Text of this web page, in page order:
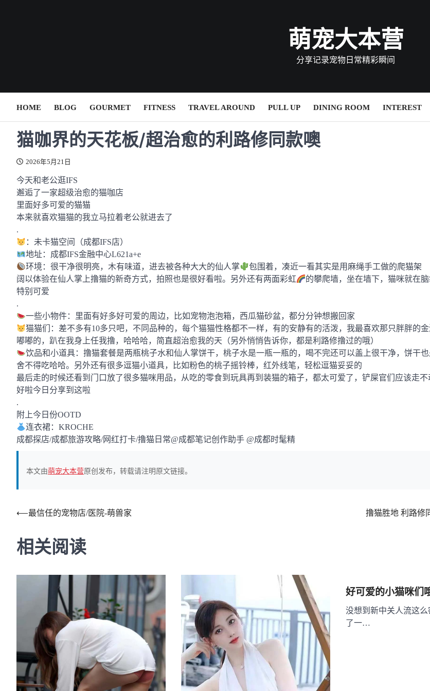
萌宠大本营
分享记录宠物日常精彩瞬间
HOME BLOG GOURMET FITNESS TRAVEL AROUND PULL UP DINING ROOM INTEREST
猫咖界的天花板/超治愈的利路修同款噢
2026年5月21日
今天和老公逛IFS
邂逅了一家超级治愈的猫咖店
里面好多可爱的猫猫
本来就喜欢猫猫的我立马拉着老公就进去了
.
：未卡猫空间（成都IFS店）
地址：成都IFS金融中心L621a+e
环境：很干净很明亮，木有味道，进去被各种大大的仙人掌
包围着，凑近一看其实是用麻绳手工做的爬猫架
阔以体验在仙人掌上撸猫的新奇方式，拍照也是很好看啦。另外还有两面彩虹
的攀爬墙，坐在墙下，猫咪就在脑
特别可爱
.
一些小物件：里面有好多好可爱的周边，比如宠物泡泡箱，西瓜猫砂盆，都分分钟想搬回家
猫猫们：差不多有10多只吧，不同品种的，每个猫猫性格都不一样，有的安静有的活泼，我最喜欢那只胖胖的
嘟嘟的，趴在我身上任我撸，哈哈哈，简直超治愈我的天（另外悄悄告诉你，都是利路修撸过的哦）
饮品和小道具：撸猫套餐是两瓶桃子水和仙人掌饼干，桃子水是一瓶一瓶的，喝不完还可以盖上很干净，饼干
舍不得吃哈哈。另外还有很多逗猫小道具，比如粉色的桃子摇铃棒，红外线笔，轻松逗猫妥妥的
最后走的时候还看到门口放了很多猫咪用品，从吃的零食到玩具再到装猫的箱子，都太可爱了，铲屎官们应该走
好啦今日分享到这啦
.
附上今日份OOTD
连衣裙：KROCHE
成都探店/成都旅游攻略/网红打卡/撸猫日常@成都笔记创作助手 @成都时髦精
本文由萌宠大本营原创发布，转载请注明原文链接。
文
导
⟵最信任的宠物店/医院-萌兽家 撸猫胜地 利路修
相关阅读
好可爱的小猫咪们
没想到新中关人流这
了一…